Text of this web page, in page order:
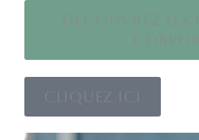
Découvrez les
Cliquez ici